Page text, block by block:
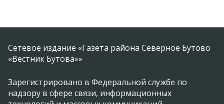
Сетевое издание «Газета района Северное Бутово
«Вестник Бутова»»
Зарегистрировано в Федеральной службе по
надзору в сфере связи, информационных